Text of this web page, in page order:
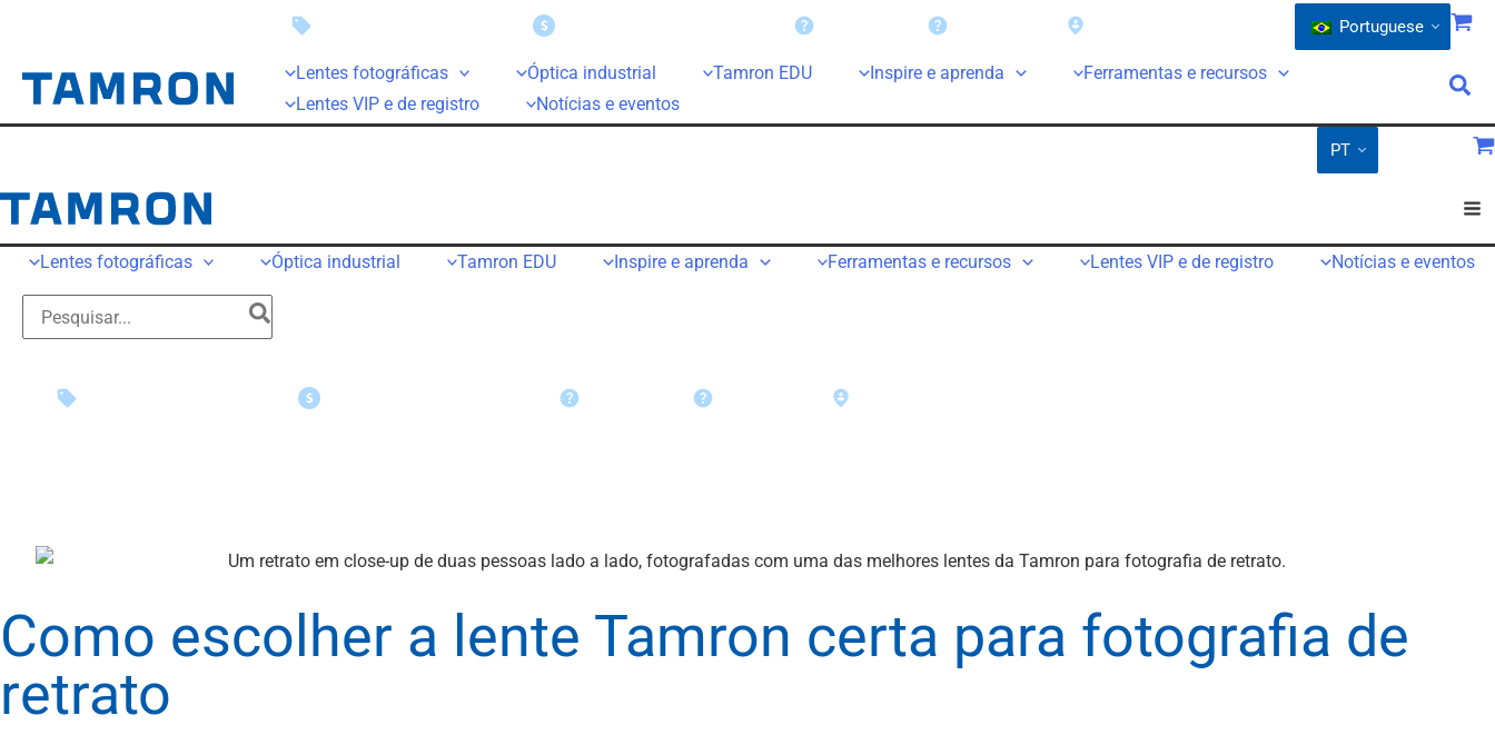
Portuguese
Lentes fotográficas Óptica industrial Tamron EDU Inspire e aprenda
Ferramentas e recursos
Lentes VIP e de registro
Notícias e eventos
PT
Lentes fotográficas Óptica industrial Tamron EDU Inspire e aprenda Ferramentas e recursos Lentes VIP e de registro Notícias e eventos
Como escolher a lente Tamron certa para fotografia de
retrato